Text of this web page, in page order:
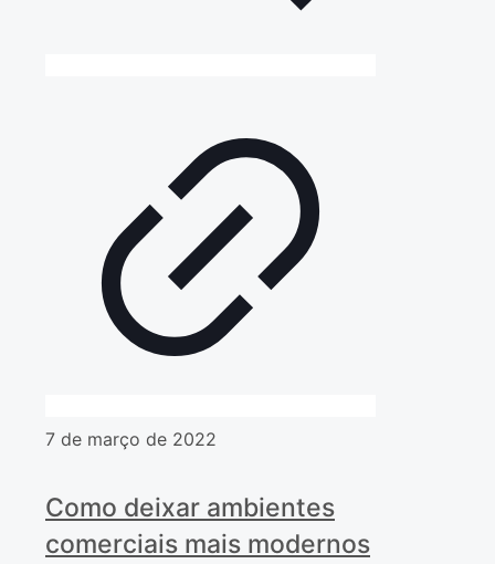
7 de março de 2022
Como deixar ambientes
comerciais mais modernos